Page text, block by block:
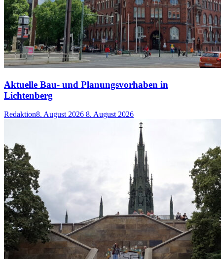
Aktuelle Bau- und Planungsvorhaben in
Lichtenberg
Redaktion8. August 2026 8. August 2026